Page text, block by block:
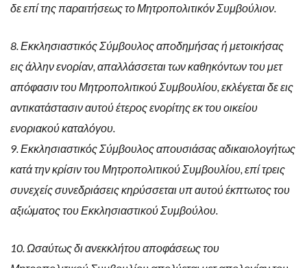
δε επί της παραιτήσεως το Μητροπολιτικόν Συμβούλιον.
8. Εκκλησιαστικός Σύμβουλος αποδημήσας ή μετοικήσας
εις άλλην ενορίαν, απαλλάσσεται των καθηκόντων του μετ
απόφασιν του Μητροπολιτικού Συμβουλίου, εκλέγεται δε εις
αντικατάστασιν αυτού έτερος ενορίτης εκ του οικείου
ενοριακού καταλόγου.
9. Εκκλησιαστικός Σύμβουλος απουσιάσας αδικαιολογήτως
κατά την κρίσιν του Μητροπολιτικού Συμβουλίου, επί τρεις
συνεχείς συνεδριάσεις κηρύσσεται υπ αυτού έκπτωτος του
αξιώματος του Εκκλησιαστικού Συμβούλου.
10. Ωσαύτως δι ανεκκλήτου αποφάσεως του